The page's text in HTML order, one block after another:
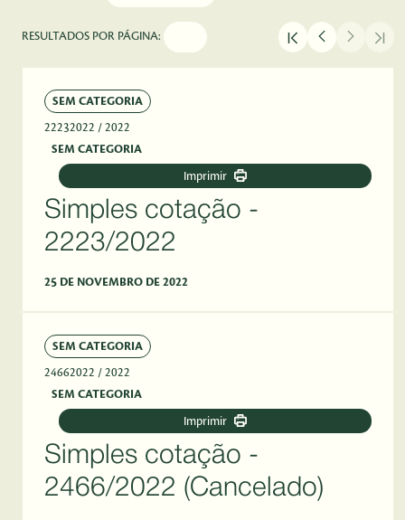
RESULTADOS POR PÁGINA:
SEM CATEGORIA
22232022 / 2022
SEM CATEGORIA
Imprimir
Simples cotação -
2223/2022
25 DE NOVEMBRO DE 2022
SEM CATEGORIA
24662022 / 2022
SEM CATEGORIA
Imprimir
Simples cotação -
2466/2022 (Cancelado)